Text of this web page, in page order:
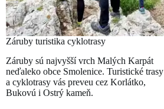
Záruby turistika cyklotrasy
Záruby sú najvyšší vrch Malých Karpát
neďaleko obce Smolenice. Turistické trasy
a cyklotrasy vás preveu cez Korlátko,
Bukovú i Ostrý kameň.